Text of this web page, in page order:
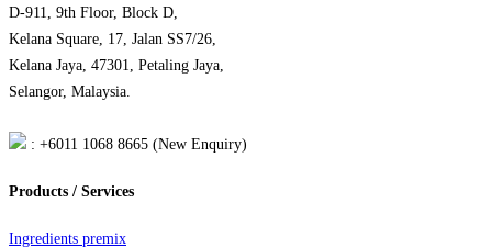
D-911, 9th Floor, Block D,
Kelana Square, 17, Jalan SS7/26,
Kelana Jaya, 47301, Petaling Jaya,
Selangor, Malaysia.
: +6011 1068 8665 (New Enquiry)
Products / Services
Ingredients premix